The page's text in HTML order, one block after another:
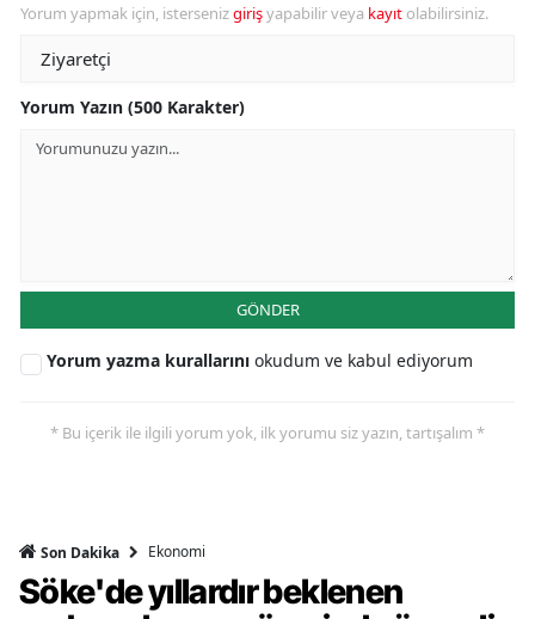
Yorum yapmak için, istersenizgirişyapabilir veya kayıt olabilirsiniz.
Yorum Yazın (500 Karakter)
GÖNDER
Yorum yazma kurallarını okudum ve kabul ediyorum
* Bu içerik ile ilgili yorum yok, ilk yorumu siz yazın, tartışalım *
Son Dakika Ekonomi
Söke'de yıllardır beklenen